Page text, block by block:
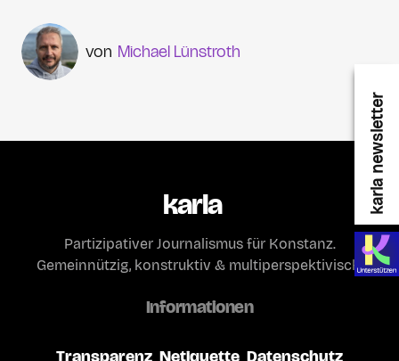
karla newsletter
Michael Lünstroth
karla
Partizipativer Journalismus für Konstanz.
Gemeinnützig, konstruktiv & multiperspektivisch.
Informationen
Transparenz Netiquette Datenschutz